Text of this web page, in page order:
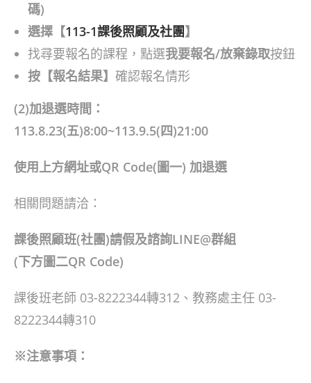
碼)
選擇【113-1課後照顧及社團】
找尋要報名的課程，點選我要報名/放棄錄取按鈕
按【報名結果】 確認報名情形
(2)加退選時間：
113.8.23(五)8:00~113.9.5(四)21:00
使用上方網址或QR Code(圖一) 加退選
相關問題請洽：
課後照顧班(社團)請假及諮詢LINE@群組
(下方圖二QR Code)
課後班老師 03-8222344轉312、教務處主任 03-
8222344轉310
※注意事項：